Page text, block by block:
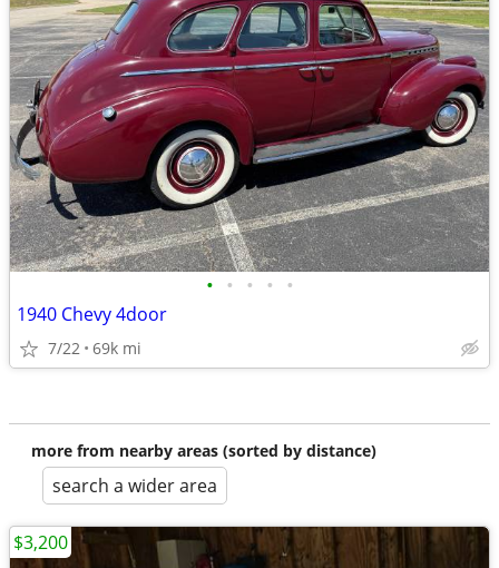
• • • • •
1940 Chevy 4door
7/22 69k mi
more from nearby areas (sorted by distance)
search a wider area
$3,200